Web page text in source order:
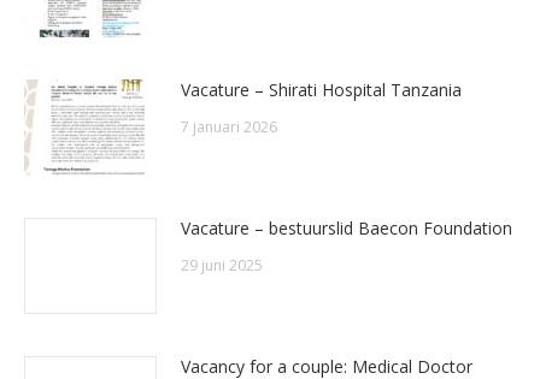
Vacature – Shirati Hospital Tanzania
7 januari 2026
Vacature – bestuurslid Baecon Foundation
29 juni 2025
Vacancy for a couple: Medical Doctor